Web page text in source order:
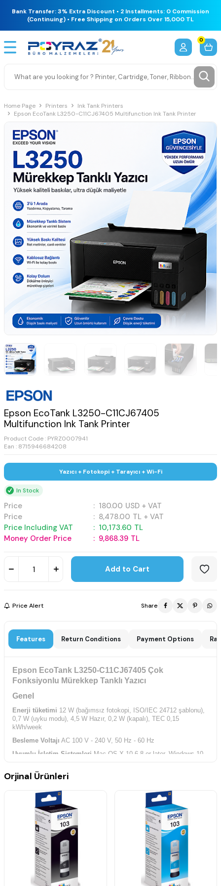
Bank Transfer: 3% Extra Discount • 2 Installments: 0 Commission
(Continuing) • Free Shipping on Orders Over 15,000 TL
0
Home Page Printers
Ink Tank Printers
Epson EcoTank L3250-C11CJ67405 Multifunction Ink Tank Printer
Epson EcoTank L3250-C11CJ67405
Multifunction Ink Tank Printer
Product Code : PYRZ0007941
Ean : 8715946684208
Yazıcı + Fotokopi + Tarayıcı + Wi-Fi
In Stock
Price : 180.00 USD + VAT
Price
: 8,478.00 TL + VAT
Price Including VAT
: 10,173.60 TL
Money Order Price
: 9,868.39 TL
Add to Cart
Price Alert Share
Features Return Conditions Payment Options
Epson EcoTank L3250-C11CJ67405 Çok
Fonksiyonlu Mürekkep Tanklı Yazıcı
Genel
Enerji tüketimi 12 W (bağımsız fotokopi, ISO/IEC 24712 şablonu),
0,7 W (uyku modu), 4,5 W Hazır, 0,2 W (kapalı), TEC 0,15
kWh/week
Besleme Voltajı AC 100 V - 240 V, 50 Hz - 60 Hz
Uyumlu İşletim Sistemleri Mac OS X 10.6.8 or later, Windows 10,
(32/64bit), Windows Server 2008 R2, Windows Server 2012 (64bit),
Windows Server 2012 R2, Windows Server 2016, Windows Vista,
SP3 or later (32-bit), Windows Server 2003 R2,
spectextoptionoperatingsystemswin2003ii2
BağlantılarUSB, Wi-Fi, Wi-Fi Direct
Mobil ve Bulut baskı hizmetleri
Epson Connect (iPrint, Email
Print, Remote Print Driver)
Teslimat içeriği 4 x 65 ml ayrı mürekkep şişesi (Bk,C,Y,M) + 1
ekstra siyah mürekkep şişesi, Sürücü ve yardım programı (CD), Ana
cihaz (ünite), Güç kablosu, Talimat, Garanti belgesi
Teknoloji
Orjinal Ürünleri